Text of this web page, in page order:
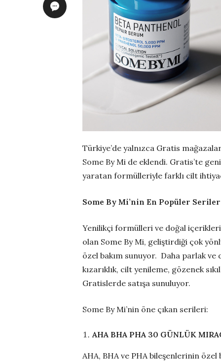
Türkiye’de yalnızca Gratis
Some By Mi de eklendi. Gratis’te
yaratan formülleriyle farklı cilt
Some By Mi’nin En Popüler
Yenilikçi formülleri ve doğal
olan Some By Mi, geliştirdiği çok
özel bakım sunuyor. Daha parlak ve
kızarıklık, cilt yenileme, gözenek
Gratislerde satışa sunuluyor.
Some By Mi’nin öne çıkan serileri:
AHA BHA PHA 30 GÜNLÜK
AHA, BHA ve PHA bileşenlerinin